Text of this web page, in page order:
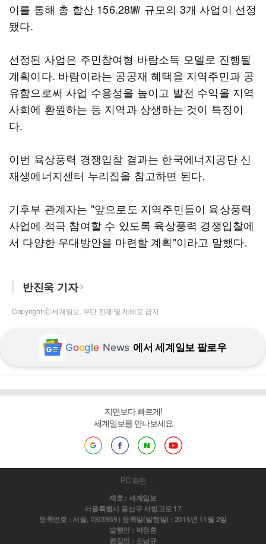
이를 통해 총 합산 156.28㎿ 규모의 3개 사업이 선정
됐다.
선정된 사업은 주민참여형 바람소득 모델로 진행될
계획이다. 바람이라는 공공재 혜택을 지역주민과 공
유함으로써 사업 수용성을 높이고 발전 수익을 지역
사회에 환원하는 등 지역과 상생하는 것이 특징이
다.
이번 육상풍력 경쟁입찰 결과는 한국에너지공단 신
재생에너지센터 누리집을 참고하면 된다.
기후부 관계자는 "앞으로도 지역주민들이 육상풍력
사업에 적극 참여할 수 있도록 육상풍력 경쟁입찰에
서 다양한 우대방안을 마련할 계획"이라고 말했다.
반진욱 기자
Copyright ⓒ 세계일보. 무단 전재 및 재배포 금지
Google News 에서 세계일보 팔로우
지면보다 빠르게!
세계일보를 만나보세요
PC 화면
제호 : 세계일보
서울특별시 용산구 서빙고로 17
등록번호 : 서울, 아03959 | 등록일(발행일) : 2015년 11월 2일
발행인 : 박정훈
편집인 : 조남규